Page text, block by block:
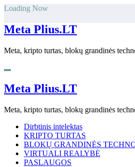
Skip
content
Loading Now
Meta Plius.LT
Meta, kripto turtas, blokų grandinės
Meta Plius.LT
Meta, kripto turtas, blokų grandinės
Dirbtinis intelektas
KRIPTO TURTAS
BLOKŲ GRANDINĖS
VIRTUALI REALYBĖ
PASLAUGOS